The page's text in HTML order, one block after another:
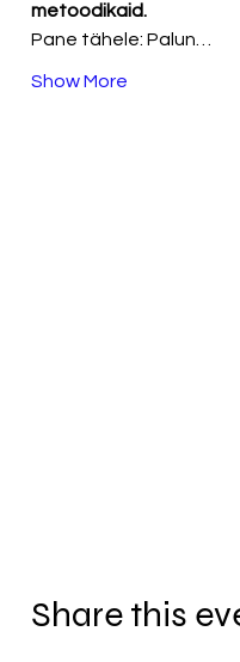
metoodikaid.
Pane tähele: Palun…
Show More
Share this